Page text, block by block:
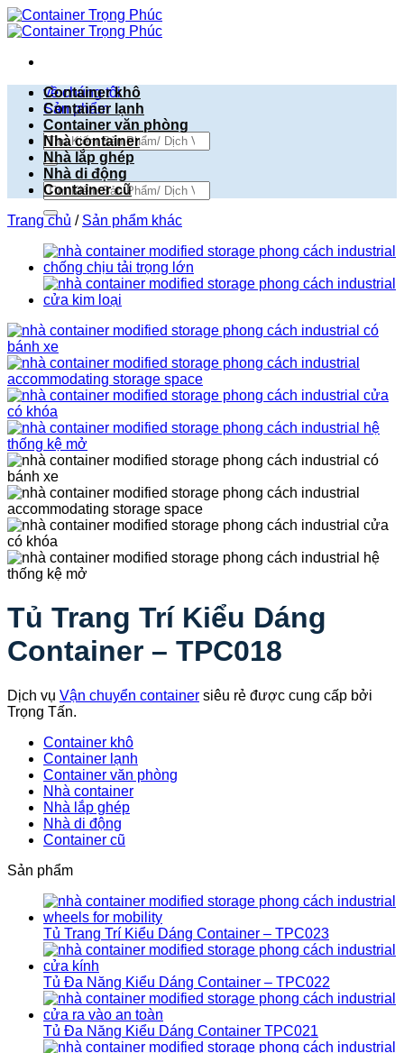
Bỏ
qua
dung
về chúng tôi
Sản phẩm
Tìm
kiếm:
Tìm
kiếm:
Container khô
Container lạnh
Container văn phòng
Nhà container
Nhà lắp ghép
Nhà di động
Container cũ
Trang chủ / Sản phẩm khác
Tủ Trang Trí Kiểu Dáng
Container – TPC018
Dịch vụ Vận chuyển container siêu rẻ được cung cấp bởi
Trọng Tấn.
Container khô
Container lạnh
Container văn phòng
Nhà container
Nhà lắp ghép
Nhà di động
Container cũ
Sản phẩm
Tủ Trang Trí Kiểu Dáng Container – TPC023
Tủ Đa Năng Kiểu Dáng Container – TPC022
Tủ Đa Năng Kiểu Dáng Container TPC021